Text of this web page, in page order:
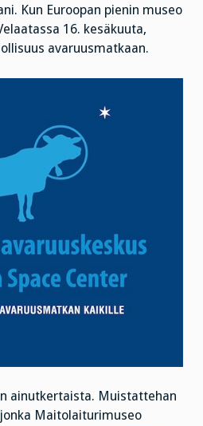
Kun Euroopan pienin museo
16. kesäkuuta,
avaruusmatkaan.
ainutkertaista. Muistattehan
Maitolaiturimuseo